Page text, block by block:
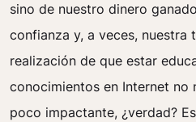
sino de nuestro dinero
confianza y, a veces, nuestra
realización de que estar
conocimientos en Internet no
poco impactante, ¿verdad?